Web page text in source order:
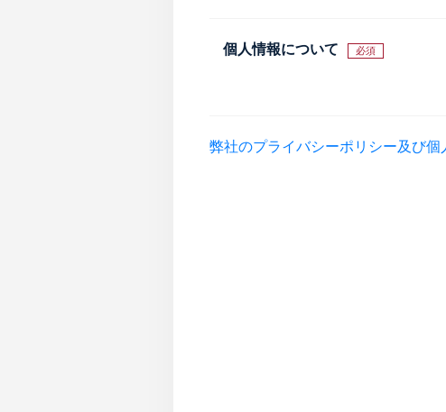
個人情報について 必須
弊社のプライバシーポリシー及び